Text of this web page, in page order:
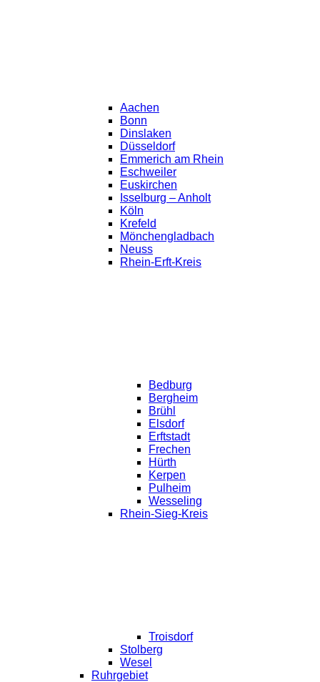
Aachen
Bonn
Dinslaken
Düsseldorf
Emmerich am Rhein
Eschweiler
Euskirchen
Isselburg – Anholt
Köln
Krefeld
Mönchengladbach
Neuss
Rhein-Erft-Kreis
Bedburg
Bergheim
Brühl
Elsdorf
Erftstadt
Frechen
Hürth
Kerpen
Pulheim
Wesseling
Rhein-Sieg-Kreis
Troisdorf
Stolberg
Wesel
Ruhrgebiet